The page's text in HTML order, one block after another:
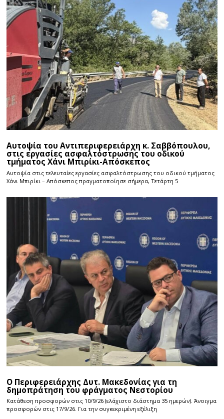
Αυτοψία του Αντιπεριφερειάρχη κ. Σαββόπουλου,
στις εργασίες ασφαλτόστρωσης του οδικού
τμήματος Χάνι Μπιρίκι-Απόσκεπος
Αυτοψία στις τελευταίες εργασίες ασφαλτόστρωσης του οδικού τμήματος
Χάνι Μπιρίκι – Απόσκεπος πραγματοποίησε σήμερα, Τετάρτη 5
Ο Περιφερειάρχης Δυτ. Μακεδονίας για τη
δημοπράτηση του φράγματος Νεστορίου
Κατάθεση προσφορών στις 10/9/26 (ελάχιστο διάστημα 35 ημερών). Άνοιγμα
προσφορών στις 17/9/26. Για την συγκεκριμένη εξέλιξη